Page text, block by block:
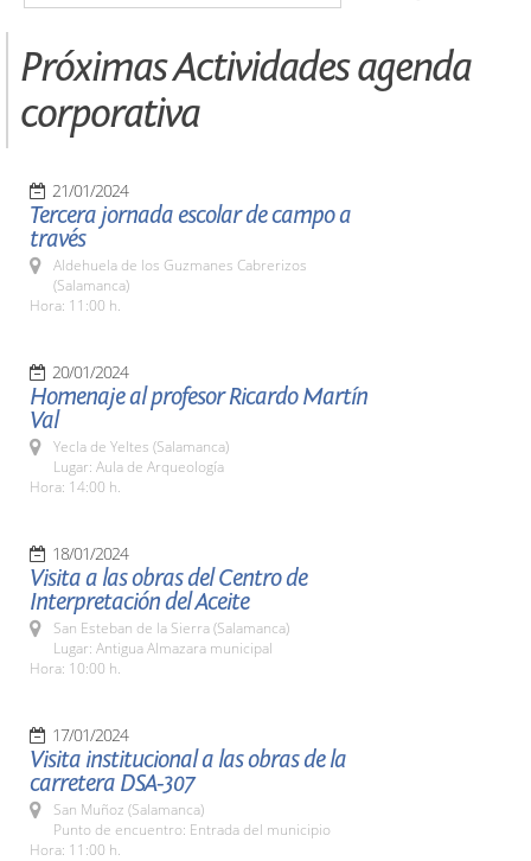
Próximas Actividades agenda
corporativa
21/01/2024
Tercera jornada escolar de campo a
través
Aldehuela de los Guzmanes Cabrerizos
(Salamanca)
Hora: 11:00 h.
20/01/2024
Homenaje al profesor Ricardo Martín
Val
Yecla de Yeltes (Salamanca)
Lugar: Aula de Arqueología
Hora: 14:00 h.
18/01/2024
Visita a las obras del Centro de
Interpretación del Aceite
San Esteban de la Sierra (Salamanca)
Lugar: Antigua Almazara municipal
Hora: 10:00 h.
17/01/2024
Visita institucional a las obras de la
carretera DSA-307
San Muñoz (Salamanca)
Punto de encuentro: Entrada del municipio
Hora: 11:00 h.